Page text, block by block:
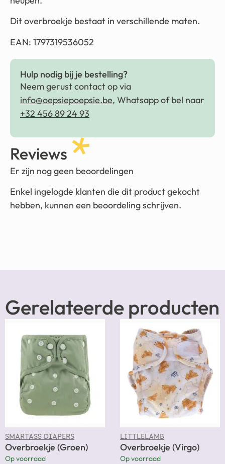
Dit overbroekje bestaat in verschillende maten.
EAN: 1797319536052
Hulp nodig bij je bestelling?
Neem gerust contact op via
info@oepsiepoepsie.be, Whatsapp of bel naar
+32 456 89 24 93
Reviews
Er zijn nog geen beoordelingen
Enkel ingelogde klanten die dit product gekocht
hebben, kunnen een beoordeling schrijven.
Gerelateerde producten
SMARTASS DIAPERS
Overbroekje (Groen)
Op voorraad
LITTLELAMB
Overbroekje (Virgo)
Op voorraad